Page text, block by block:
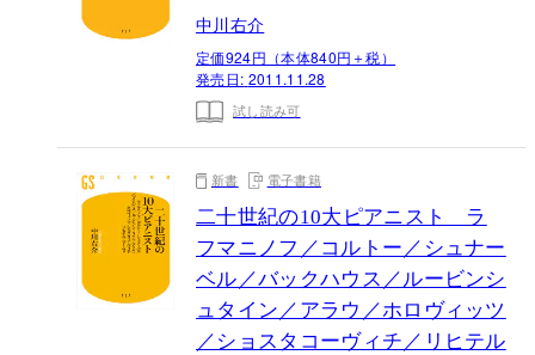
中川右介
定価924円（本体840円＋税）
発売日: 2011.11.28
試し読み可
新書 電子書籍
二十世紀の10大ピアニスト ラ
フマニノフ／コルトー／シュナー
ベル／バックハウス／ルービンシ
ュタイン／アラウ／ホロヴィッツ
／ショスタコーヴィチ／リヒテル